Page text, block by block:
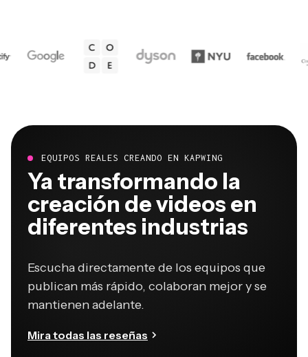
EQUIPOS REALES CREANDO EN KAPWING
Ya transformando la
creación de videos en
diferentes industrias
Escucha directamente de los equipos que
publican más rápido, colaboran mejor y se
mantienen adelante.
Mira todas las reseñas